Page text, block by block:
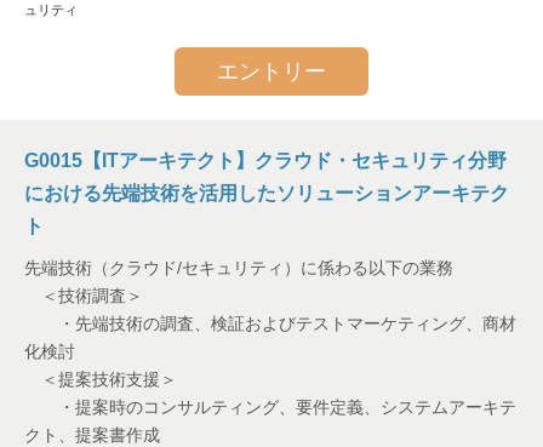
システムエンジニア
サービス企画
公共営業
ュリティ
エントリー
G0015【ITアーキテクト】クラウド・セキュリティ分野
における先端技術を活用したソリューションアーキテク
ト
先端技術（クラウド/セキュリティ）に係わる以下の業務
＜技術調査＞
・先端技術の調査、検証およびテストマーケティング、商材
化検討
＜提案技術支援＞
・提案時のコンサルティング、要件定義、システムアーキテ
クト、提案書作成